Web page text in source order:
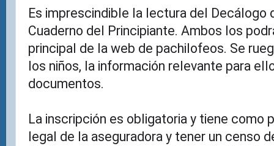
Es imprescindible la lectura del Decálogo
Cuaderno del Principiante. Ambos los
principal de la web de pachilofeos. Se
los niños, la información relevante para
documentos.
La inscripción es obligatoria y tiene como
legal de la aseguradora y tener un censo